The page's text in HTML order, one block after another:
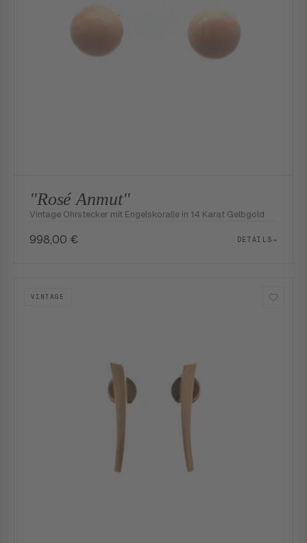
"Rosé Anmut"
Vintage Ohrstecker mit Engelskoralle in 14 Karat Gelbgold
998,00 € DETAILS→
VINTAGE